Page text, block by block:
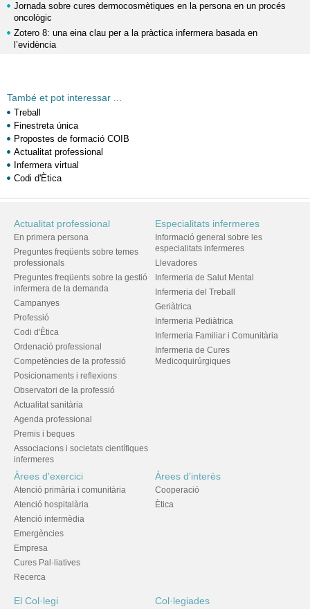
Jornada sobre cures dermocosmètiques en la persona en un procés
oncològic
Zotero 8: una eina clau per a la pràctica infermera basada en
l’evidència
També et pot interessar ...
Treball
Finestreta única
Propostes de formació COIB
Actualitat professional
Infermera virtual
Codi d'Ètica
Actualitat professional
En primera persona
Preguntes freqüents sobre temes
professionals
Preguntes freqüents sobre la gestió
infermera de la demanda
Campanyes
Professió
Codi d'Ètica
Ordenació professional
Competències de la professió
Posicionaments i reflexions
Observatori de la professió
Actualitat sanitària
Agenda professional
Premis i beques
Associacions i societats científiques
infermeres
Especialitats infermeres
Informació general sobre les
especialitats infermeres
Llevadores
Infermeria de Salut Mental
Infermeria del Treball
Geriàtrica
Infermeria Pediàtrica
Infermeria Familiar i Comunitària
Infermeria de Cures
Medicoquirúrgiques
Àrees d'exercici
Atenció primària i comunitària
Atenció hospitalària
Atenció intermèdia
Emergències
Empresa
Cures Pal·liatives
Recerca
Àrees d'interès
Cooperació
Ètica
El Col·legi Col·legiades